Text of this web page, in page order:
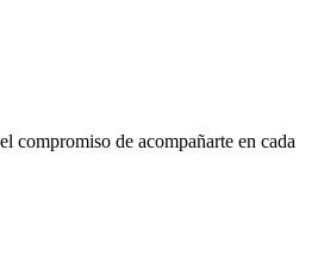
compromiso de acompañarte en cada